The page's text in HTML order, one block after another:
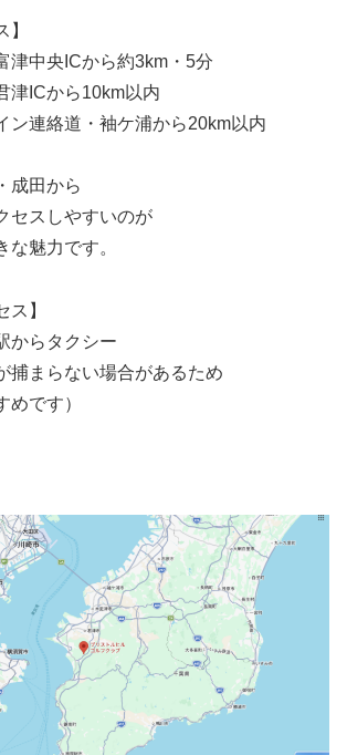
】
津中央ICから約3km・5分
津ICから10km以内
ン連絡道・袖ケ浦から20km以内
成田から
セスしやすいのが
な魅力です。
ス】
からタクシー
捕まらない場合があるため
めです）